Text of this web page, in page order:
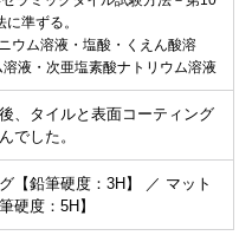
準ずる。
ウム溶液・塩酸・くえん酸溶
液・次亜塩素酸ナトリウム溶液
、タイルと表面コーティング
でした。
【鉛筆硬度：3H】 ／ マット
硬度：5H】